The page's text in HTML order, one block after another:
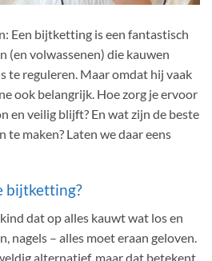
Een bijtketting is een fantastisch
(en volwassenen) die kauwen
te reguleren. Maar omdat hij vaak
ook belangrijk. Hoe zorg je ervoor
en veilig blijft? En wat zijn de beste
te maken? Laten we daar eens
bijtketting?
dat op alles kauwt wat los en
nagels – alles moet eraan geloven.
alternatief, maar dat betekent